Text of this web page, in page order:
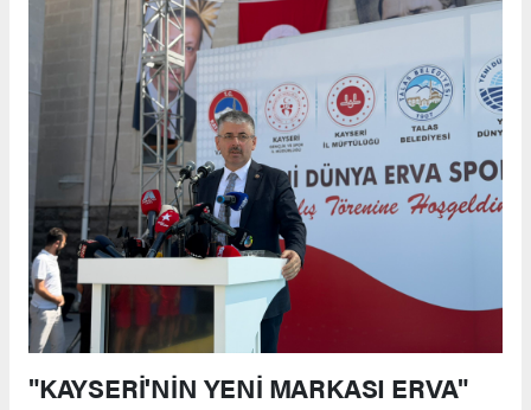
"KAYSERİ'NİN YENİ MARKASI ERVA"